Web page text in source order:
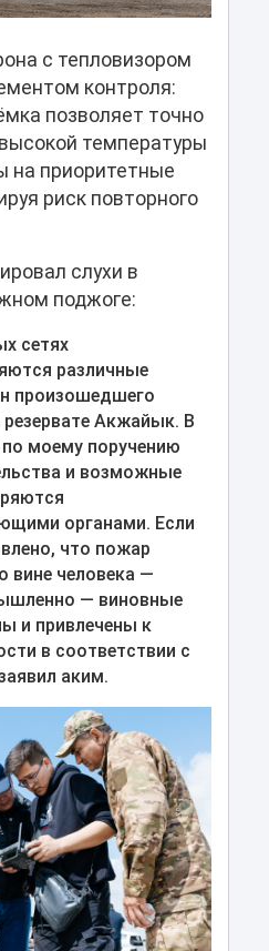
с тепловизором
контроля:
позволяет точно
температуры
на приоритетные
риск повторного
слухи в
поджоге:
сетях
различные
произошедшего
резервате Акжайык. В
моему поручению
и возможные
органами. Если
что пожар
вине человека —
— виновные
и привлечены к
в соответствии с
аким.